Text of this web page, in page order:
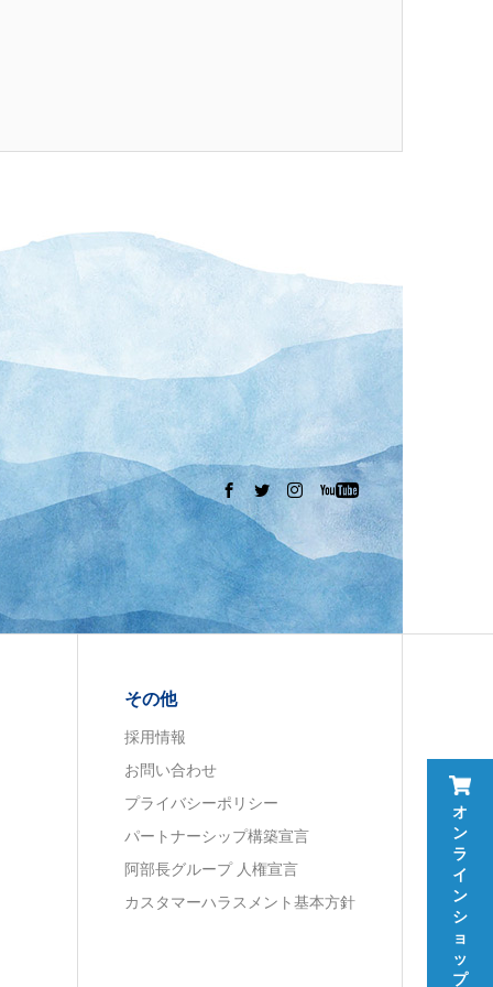
その他
採用情報
お問い合わせ
プライバシーポリシー
パートナーシップ構築宣言
阿部長グループ 人権宣言
カスタマーハラスメント基本方針
オ
ン
ラ
イ
ン
シ
ョ
ッ
プ